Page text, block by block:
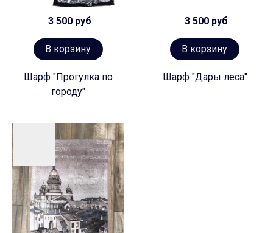
3 500 руб
В корзину
Шарф "Прогулка по
городу"
3 500 руб
В корзину
Шарф "Дары леса"